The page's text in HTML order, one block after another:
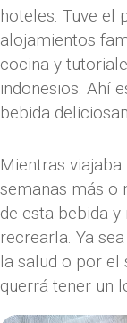
hoteles. Tuve el
alojamientos
cocina y
indonesios. Ahí
bebida
Mientras
semanas más o
de esta bebida
recrearla. Ya
la salud o por el
querrá tener un